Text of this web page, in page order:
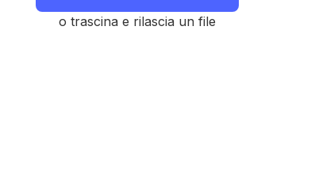
o trascina e rilascia un file